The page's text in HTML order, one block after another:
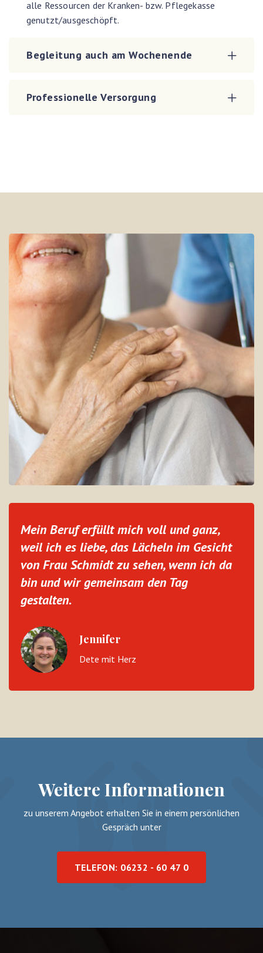
alle Ressourcen der Kranken- bzw. Pflegekasse
genutzt/ausgeschöpft.
Begleitung auch am Wochenende
Professionelle Versorgung
Mein Beruf erfüllt mich voll und ganz,
weil ich es liebe, das Lächeln im Gesicht
von Frau Schmidt zu sehen, wenn ich da
bin und wir gemeinsam den Tag
gestalten.
Jennifer
Dete mit Herz
Weitere Informationen
zu unserem Angebot erhalten Sie in einem persönlichen
Gespräch unter
TELEFON: 06232 - 60 47 0